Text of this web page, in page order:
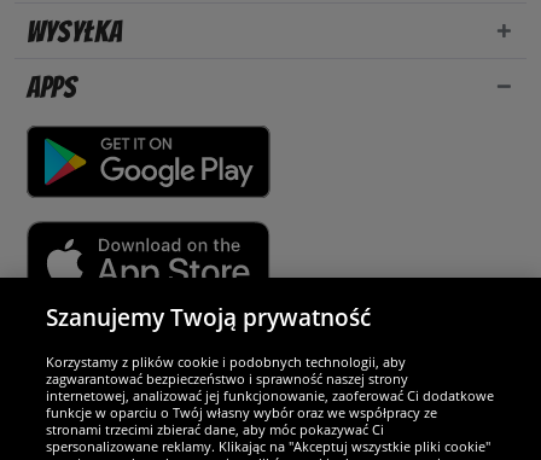
Wysyłka
Apps
Partnerzy i bezpieczeństwo
Jesteśmy wyjątkowi
Szanujemy Twoją prywatność
Korzystamy z plików cookie i podobnych technologii, aby
zagwarantować bezpieczeństwo i sprawność naszej strony
internetowej, analizować jej funkcjonowanie, zaoferować Ci dodatkowe
funkcje w oparciu o Twój własny wybór oraz we współpracy ze
stronami trzecimi zbierać dane, aby móc pokazywać Ci
spersonalizowane reklamy. Klikając na "Akceptuj wszystkie pliki cookie"